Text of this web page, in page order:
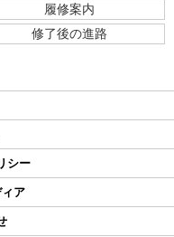
履修案内
修了後の進路
シー
ア